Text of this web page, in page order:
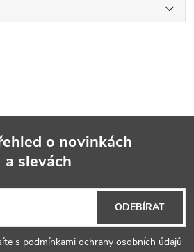
o novinkách
a slevách
s podmínkami ochrany osobních údajů
ODEBÍRAT